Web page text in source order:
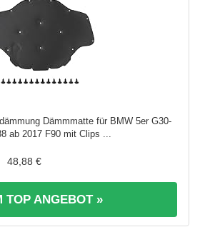
Dämmmatte für BMW 5er G30-
ab 2017 F90 mit Clips ...
48,88 €
TOP ANGEBOT »